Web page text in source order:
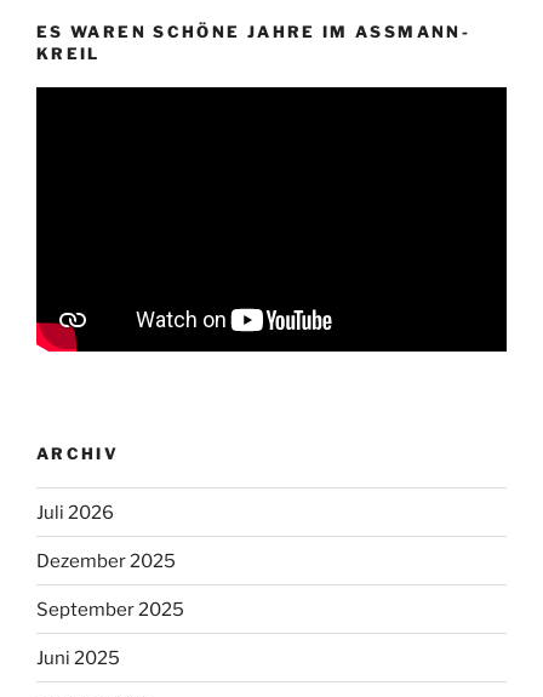
ES WAREN SCHÖNE JAHRE IM ASSMANN-
KREIL
ARCHIV
Juli 2026
Dezember 2025
September 2025
Juni 2025